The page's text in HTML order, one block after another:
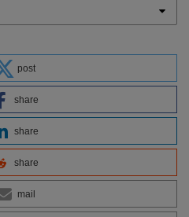
post
share
share
share
mail